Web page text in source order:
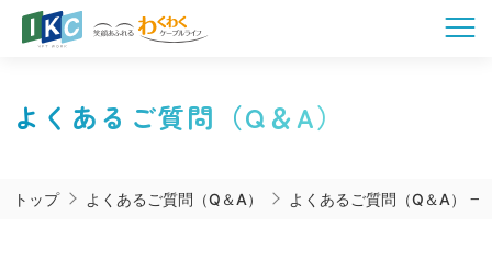
よくあるご質問（Q＆A）
トップ よくあるご質問（Q＆A） よくあるご質問（Q＆A） 一